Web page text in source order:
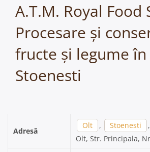
A.T.M. Royal Food
Procesare și
fructe și legume în
Stoenesti
Adresă
Olt , Stoenesti
Olt, Str. Principala,